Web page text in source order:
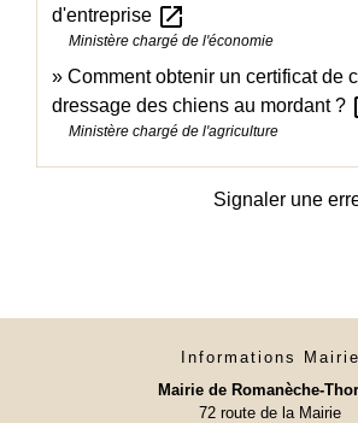
d'entreprise open_in_new
Ministère chargé de l'économie
Comment obtenir un certificat de
dressage des chiens au mordant ?
Ministère chargé de l'agriculture
Signaler une
Informations Mairie
Mairie de Romanèche-
72 route de la Mairie